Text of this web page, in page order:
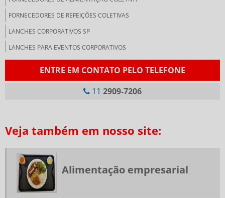
FORNECEDORES DE REFEIÇÕES COLETIVAS
LANCHES CORPORATIVOS SP
LANCHES PARA EVENTOS CORPORATIVOS
LANCHONETE PARA EMPRESAS
RESTAURANTE DE COLETIVIDADE
RESTAURANTES INDUSTRIAIS SP
RESTAURANTES TERCEIRIZADOS PARA EMPRESAS
SERVIÇO DE ALIMENTAÇÃO PARA EMPRESAS
ENTRE EM CONTATO PELO TELEFONE
11 2909-7206
Veja também em nosso site:
Alimentação empresarial